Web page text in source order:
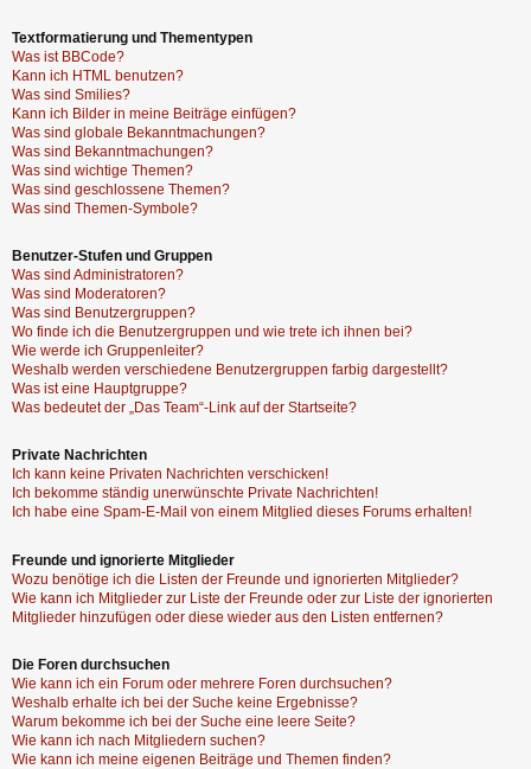
Textformatierung und Thementypen
Was ist BBCode?
Kann ich HTML benutzen?
Was sind Smilies?
Kann ich Bilder in meine Beiträge einfügen?
Was sind globale Bekanntmachungen?
Was sind Bekanntmachungen?
Was sind wichtige Themen?
Was sind geschlossene Themen?
Was sind Themen-Symbole?
Benutzer-Stufen und Gruppen
Was sind Administratoren?
Was sind Moderatoren?
Was sind Benutzergruppen?
Wo finde ich die Benutzergruppen und wie trete ich ihnen bei?
Wie werde ich Gruppenleiter?
Weshalb werden verschiedene Benutzergruppen farbig dargestellt?
Was ist eine Hauptgruppe?
Was bedeutet der „Das Team“-Link auf der Startseite?
Private Nachrichten
Ich kann keine Privaten Nachrichten verschicken!
Ich bekomme ständig unerwünschte Private Nachrichten!
Ich habe eine Spam-E-Mail von einem Mitglied dieses Forums erhalten!
Freunde und ignorierte Mitglieder
Wozu benötige ich die Listen der Freunde und ignorierten Mitglieder?
Wie kann ich Mitglieder zur Liste der Freunde oder zur Liste der ignorierten
Mitglieder hinzufügen oder diese wieder aus den Listen entfernen?
Die Foren durchsuchen
Wie kann ich ein Forum oder mehrere Foren durchsuchen?
Weshalb erhalte ich bei der Suche keine Ergebnisse?
Warum bekomme ich bei der Suche eine leere Seite?
Wie kann ich nach Mitgliedern suchen?
Wie kann ich meine eigenen Beiträge und Themen finden?